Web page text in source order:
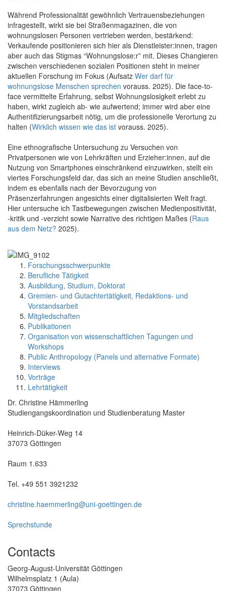
Während Professionalität gewöhnlich Vertrauensbeziehungen
infragestellt, wirkt sie bei Straßenmagazinen, die von
wohnungslosen Personen vertrieben werden, bestärkend:
Verkaufende positionieren sich hier als Dienstleister:innen, tragen
aber auch das Stigmas “Wohnungslose:r” mit. Dieses Changieren
zwischen verschiedenen sozialen Positionen steht in meiner
aktuellen Forschung im Fokus (Aufsatz Wer darf für
wohnungslose Menschen sprechen vorauss. 2025). Die face-to-
face vermittelte Erfahrung, selbst Wohnungslosigkeit erlebt zu
haben, wirkt zugleich ab- wie aufwertend; immer wird aber eine
Authentifizierungsarbeit nötig, um die professionelle Verortung zu
halten (Wirklich wissen wie das ist vorauss. 2025).
Eine ethnografische Untersuchung zu Versuchen von
Privatpersonen wie von Lehrkräften und Erzieher:innen, auf die
Nutzung von Smartphones einschränkend einzuwirken, stellt ein
viertes Forschungsfeld dar, das sich an meine Studien anschließt,
indem es ebenfalls nach der Bevorzugung von
Präsenzerfahrungen angesichts einer digitalisierten Welt fragt.
Hier untersuche ich Tastbewegungen zwischen Medienpositivität,
-kritik und -verzicht sowie Narrative des richtigen Maßes (Raus
aus dem Netz? 2025).
Forschungsschwerpunkte
Berufliche Tätigkeit
Ausbildung, Studium, Doktorat
Gremien- und Gutachtertätigkeit, Redaktions- und
Vorstandsarbeit
Mitgliedschaften
Publikationen
Organisation von wissenschaftlichen Tagungen und
Workshops
Public Anthropology (Panels und alternative Formate)
Interviews
Vorträge
Lehrtätigkeit
Dr. Christine Hämmerling
Studiengangskoordination und Studienberatung Master
Heinrich-Düker-Weg 14
37073 Göttingen
Raum 1.633
Tel. +49 551 3921232
christine.haemmerling@uni-goettingen.de
Sprechstunde
Contacts
Georg-August-Universität Göttingen
Wilhelmsplatz 1 (Aula)
37073 Göttingen